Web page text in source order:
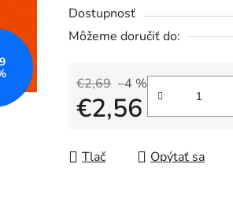
Dostupnosť
Môžeme doručiť do:
€2,69 –4 %
€2,56
Tlač Opýtať sa